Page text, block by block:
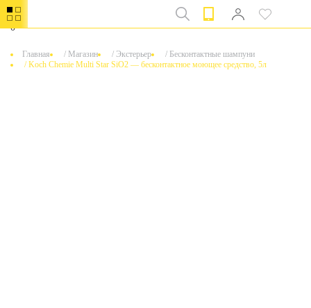
0
Главная / Магазин / Экстерьер / Бесконтактные шампуни
/Koch Chemie Multi Star SiO2 — бесконтактное моющее средство, 5л